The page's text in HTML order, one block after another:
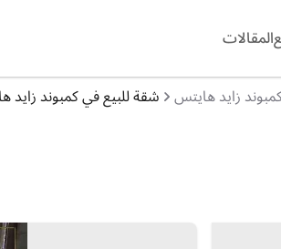
المقالات
زايد هايتس